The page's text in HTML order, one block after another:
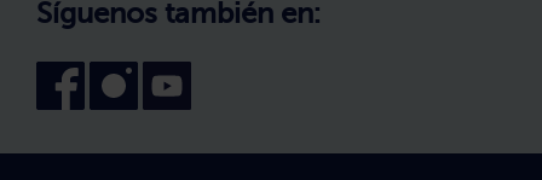
Declaración de accesibilidad
Configuración de cookies
Síguenos también en: